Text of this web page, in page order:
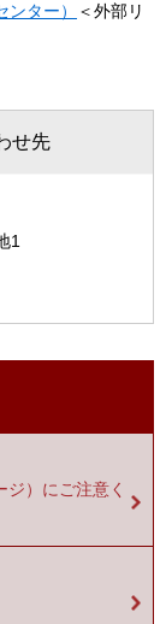
ター）
＜外部リ
せ先
1
）にご注意く